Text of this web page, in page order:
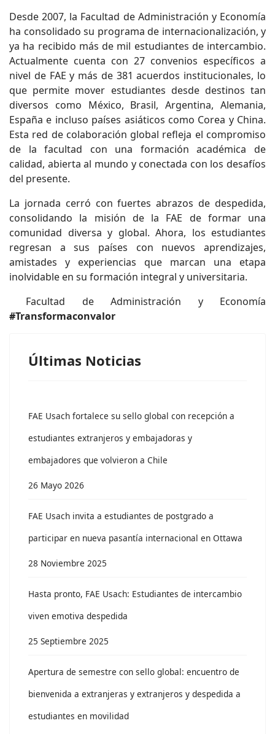
Desde 2007, la Facultad de Administración y Economía
ha consolidado su programa de internacionalización, y
ya ha recibido más de mil estudiantes de intercambio.
Actualmente cuenta con 27 convenios específicos a
nivel de FAE y más de 381 acuerdos institucionales, lo
que permite mover estudiantes desde destinos tan
diversos como México, Brasil, Argentina, Alemania,
España e incluso países asiáticos como Corea y China.
Esta red de colaboración global refleja el compromiso
de la facultad con una formación académica de
calidad, abierta al mundo y conectada con los desafíos
del presente.
La jornada cerró con fuertes abrazos de despedida,
consolidando la misión de la FAE de formar una
comunidad diversa y global. Ahora, los estudiantes
regresan a sus países con nuevos aprendizajes,
amistades y experiencias que marcan una etapa
inolvidable en su formación integral y universitaria.
Facultad de Administración y Economía
#Transformaconvalor
Últimas Noticias
FAE Usach fortalece su sello global con recepción a
estudiantes extranjeros y embajadoras y
embajadores que volvieron a Chile
26 Mayo 2026
FAE Usach invita a estudiantes de postgrado a
participar en nueva pasantía internacional en Ottawa
28 Noviembre 2025
Hasta pronto, FAE Usach: Estudiantes de intercambio
viven emotiva despedida
25 Septiembre 2025
Apertura de semestre con sello global: encuentro de
bienvenida a extranjeras y extranjeros y despedida a
estudiantes en movilidad